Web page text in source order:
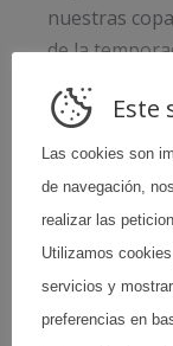
nuestras
de la
en su punto
un resultado
Nuestras
elaborados
textura. son
ofrecerte un
Smoothies y
colores y
Este
Las cookies son
de navegación,
realizar las
Utilizamos
servicios y
preferencias en